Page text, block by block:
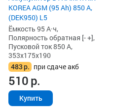
KOREA AGM (95 Ah) 850 А,
(DEK950) L5
Ёмкость 95 А·ч,
Полярность обратная [- +],
Пусковой ток 850 А,
353x175x190
483р. при сдаче акб
510р.
Купить